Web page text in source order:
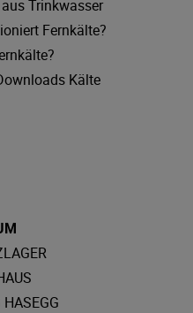
Trinkwasser
Fernkälte?
Kälte